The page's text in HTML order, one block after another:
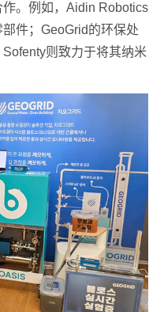
。例如，Aidin Robotics
件；GeoGrid的环保处
则致力于将其纳米